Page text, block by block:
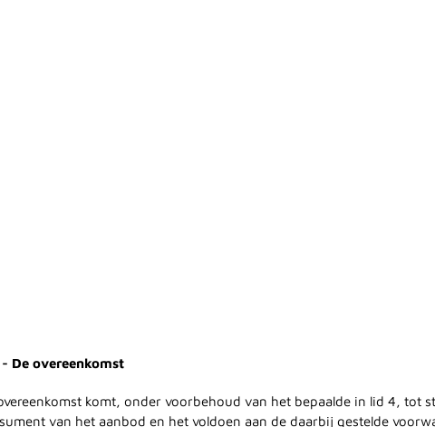
De overeenkomst
komt, onder voorbehoud van het bepaalde in lid 4, tot
van het aanbod en het voldoen aan de daarbij gestelde